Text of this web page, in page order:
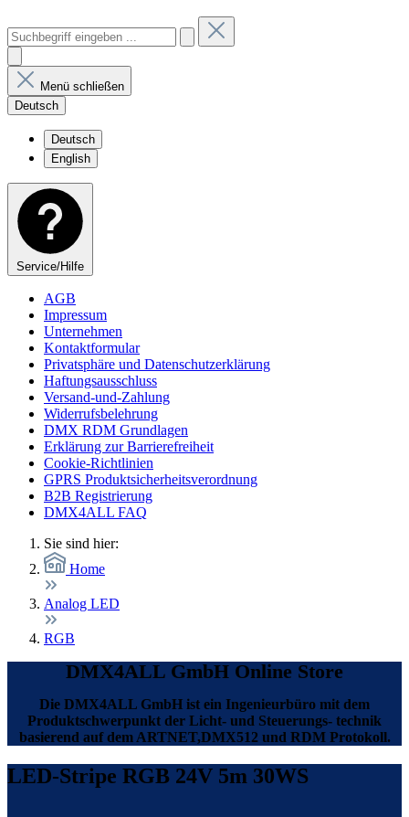
Menü schließen
Deutsch
Deutsch
English
Service/Hilfe
AGB
Impressum
Unternehmen
Kontaktformular
Privatsphäre und Datenschutzerklärung
Haftungsausschluss
Versand-und-Zahlung
Widerrufsbelehrung
DMX RDM Grundlagen
Erklärung zur Barrierefreiheit
Cookie-Richtlinien
GPRS Produktsicherheitsverordnung
B2B Registrierung
DMX4ALL FAQ
Sie sind hier:
Home
Analog LED
RGB
DMX4ALL GmbH Online Store
Die DMX4ALL GmbH ist ein Ingenieurbüro mit dem
Produktschwerpunkt der Licht- und Steuerungs- technik
basierend auf dem ARTNET,DMX512 und RDM Protokoll.
LED-Stripe RGB 24V 5m 30WS